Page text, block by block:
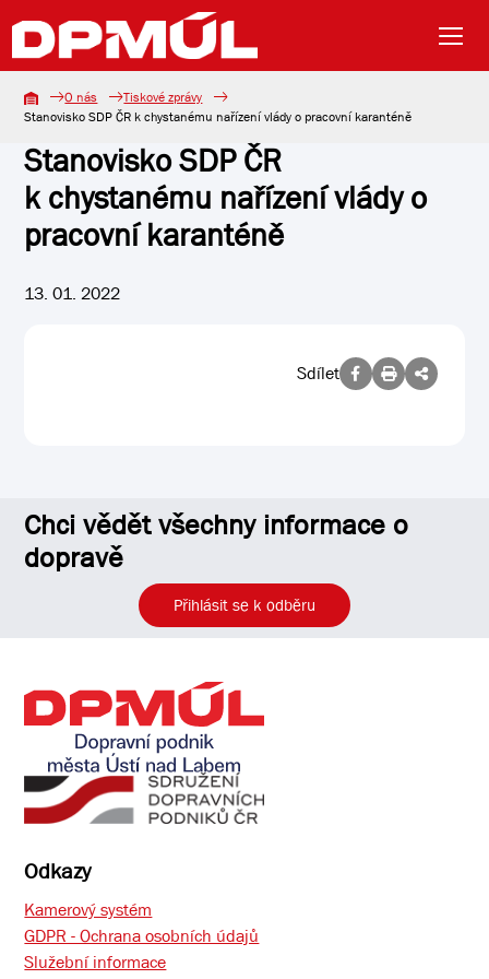
O nás
Tiskové zprávy
Stanovisko SDP ČR k chystanému nařízení vlády o pracovní karanténě
Stanovisko SDP ČR
k chystanému nařízení vlády o
pracovní karanténě
13. 01. 2022
Sdílet
Chci vědět všechny informace o
dopravě
Přihlásit se k odběru
Odkazy
Kamerový systém
GDPR - Ochrana osobních údajů
Služební informace